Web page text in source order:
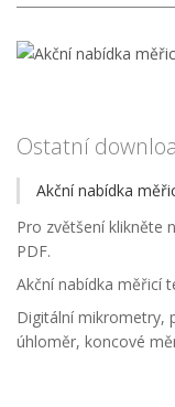
Ostatní
Akční nabídka
Pro zvětšení klikněte
PDF.
Akční nabídka měřicí
Digitální mikrometry,
úhloměr, koncové